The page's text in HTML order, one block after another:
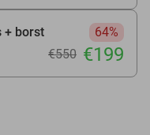
+ borst
64%
€550 €199